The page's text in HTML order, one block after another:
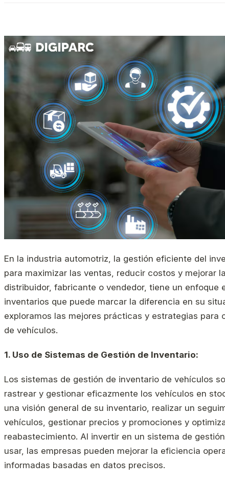
En la industria automotriz, la gestión eficiente del
para maximizar las ventas, reducir costos y mejorar
distribuidor, fabricante o vendedor, tiene un enfoque
inventarios que puede marcar la diferencia en su
exploramos las mejores prácticas y estrategias para
de vehículos.
1. Uso de Sistemas de Gestión de Inventario:
Los sistemas de gestión de inventario de vehículos
rastrear y gestionar eficazmente los vehículos en
una visión general de su inventario, realizar un
vehículos, gestionar precios y promociones y
reabastecimiento. Al invertir en un sistema de
usar, las empresas pueden mejorar la eficiencia
informadas basadas en datos precisos.